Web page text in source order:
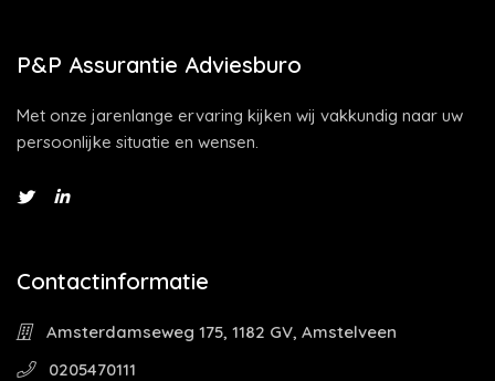
P&P Assurantie Adviesburo
Met onze jarenlange ervaring kijken wij vakkundig naar uw
persoonlijke situatie en wensen.
Contactinformatie
Amsterdamseweg 175, 1182 GV, Amstelveen
0205470111